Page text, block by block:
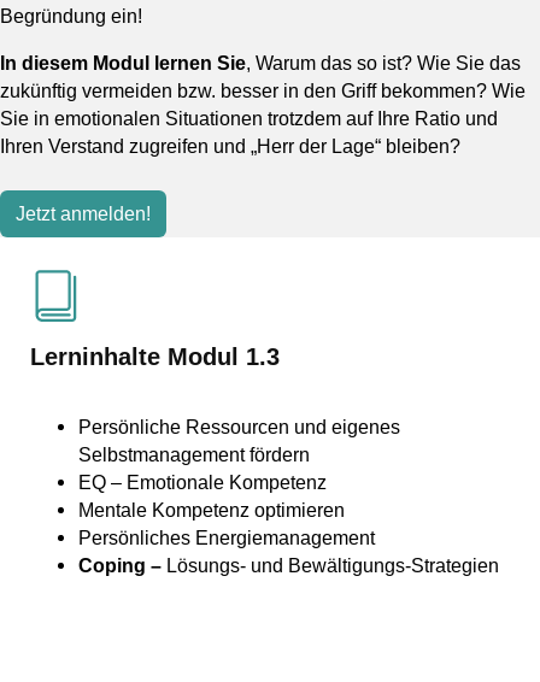
Begründung ein!
In diesem Modul lernen Sie, Warum das so ist? Wie Sie das
zukünftig vermeiden bzw. besser in den Griff bekommen? Wie
Sie in emotionalen Situationen trotzdem auf Ihre Ratio und
Ihren Verstand zugreifen und „Herr der Lage“ bleiben?
Jetzt anmelden!
Lerninhalte Modul 1.3
Persönliche Ressourcen und eigenes
Selbstmanagement fördern
EQ – Emotionale Kompetenz
Mentale Kompetenz optimieren
Persönliches Energiemanagement
Coping –Lösungs- und Bewältigungs-Strategien